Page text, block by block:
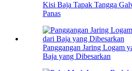
Kisi Baja Tapak Tangga
Panas
Panggangan Jaring Logam
Baja yang Dibesarkan